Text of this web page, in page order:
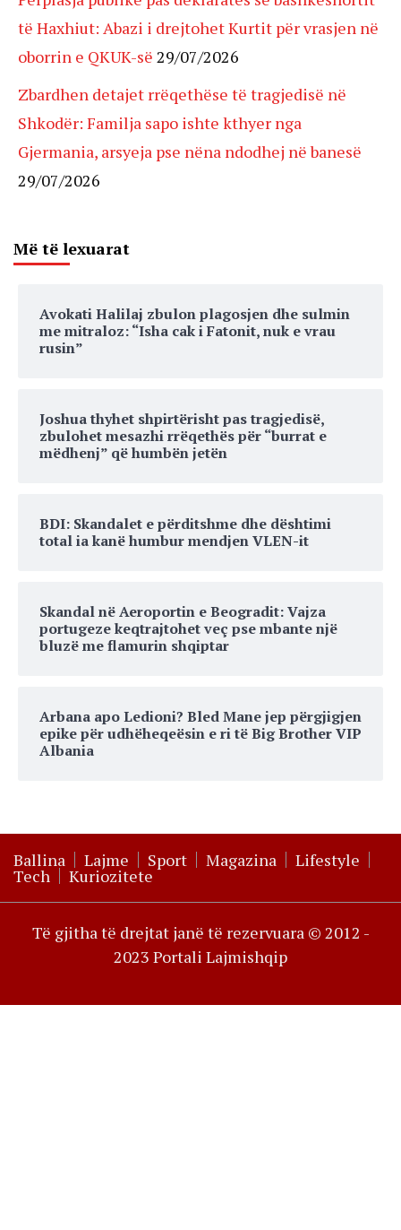
të Haxhiut: Abazi i drejtohet Kurtit për vrasjen në
oborrin e QKUK-së 29/07/2026
Zbardhen detajet rrëqethëse të tragjedisë në
Shkodër: Familja sapo ishte kthyer nga
Gjermania, arsyeja pse nëna ndodhej në banesë
29/07/2026
Më të lexuarat
Avokati Halilaj zbulon plagosjen dhe sulmin
me mitraloz: “Isha cak i Fatonit, nuk e vrau
rusin”
Joshua thyhet shpirtërisht pas tragjedisë,
zbulohet mesazhi rrëqethës për “burrat e
mëdhenj” që humbën jetën
BDI: Skandalet e përditshme dhe dështimi
total ia kanë humbur mendjen VLEN-it
Skandal në Aeroportin e Beogradit: Vajza
portugeze keqtrajtohet veç pse mbante një
bluzë me flamurin shqiptar
Arbana apo Ledioni? Bled Mane jep përgjigjen
epike për udhëheqeësin e ri të Big Brother VIP
Albania
Ballina Lajme Sport Magazina Lifestyle
Tech Kuriozitete
Të gjitha të drejtat janë të rezervuara © 2012 -
2023 Portali Lajmishqip